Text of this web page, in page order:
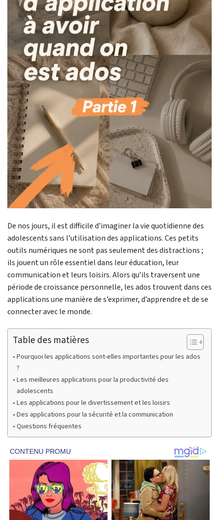
De nos jours, il est difficile d’imaginer la vie quotidienne des
adolescents sans l’utilisation des applications. Ces petits
outils numériques ne sont pas seulement des distractions ;
ils jouent un rôle essentiel dans leur éducation, leur
communication et leurs loisirs. Alors qu’ils traversent une
période de croissance personnelle, les ados trouvent dans ces
applications une manière de s’exprimer, d’apprendre et de se
connecter avec le monde.
Table des matières
Pourquoi les applications sont-elles importantes pour les ados
?
Les meilleures applications pour la productivité des
adolescents
Les applications pour le divertissement et les loisirs
Des applications pour la sécurité et la communication
Questions fréquentes